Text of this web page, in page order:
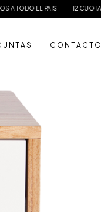
12 CUOTAS SIN INTERES
U N T A S C O N T A C T O